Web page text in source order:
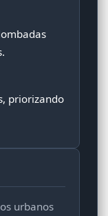
priorizando
urbanos